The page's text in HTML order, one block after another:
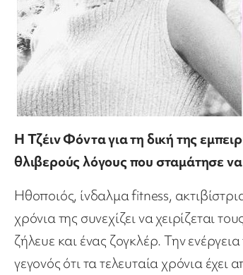
Η Τζέιν Φόντα για τη δική της
θλιβερούς λόγους που σταμάτησε
Hθοποιός, ίνδαλμα fitness,
χρόνια της συνεχίζει να χειρίζεται
ζήλευε και ένας ζογκλέρ. Την
γεγονός ότι τα τελευταία χρόνια